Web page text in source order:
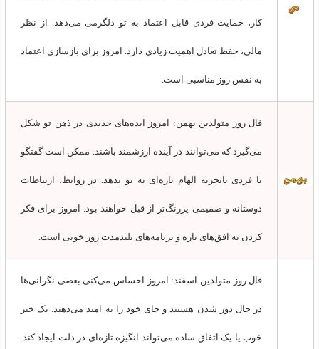
کار، حمایت فردی قابل اعتماد به تو دلگرمی می‌دهد. از نظر
مالی، حفظ تعادل اهمیت زیادی دارد. امروز برای بازسازی اعتماد
به نفس روز مناسبی است.
فال روز متولدین بهمن: امروز ایده‌های جدیدی در ذهن تو شکل
می‌گیرد که می‌توانند در آینده ارزشمند باشند. ممکن است گفتگو
با فردی باتجربه الهام تازه‌ای به تو بدهد. در روابط، ارتباطات
دوستانه و صمیمی پررنگ‌تر از قبل خواهند بود. امروز برای فکر
کردن به افق‌های تازه و برنامه‌های بلندمدت روز خوبی است.
فال روز متولدین اسفند: امروز احساس می‌کنی بعضی نگرانی‌ها
در حال دور شدن هستند و جای خود را به امید می‌دهند. یک خبر
خوب یا یک اتفاق ساده می‌تواند انگیزه تازه‌ای در دلت ایجاد کند.